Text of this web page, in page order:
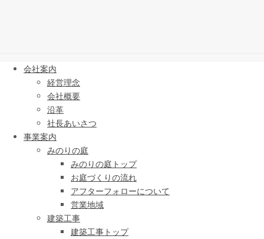
会社案内
経営理念
会社概要
沿革
社長あいさつ
事業案内
みのりの庭
みのりの庭トップ
お庭づくりの流れ
アフターフォローについて
営業地域
建築工事
建築工事トップ